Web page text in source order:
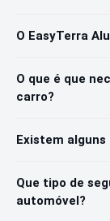
O EasyTerra
O que é que
carro?
Existem
Que tipo de
automóvel?